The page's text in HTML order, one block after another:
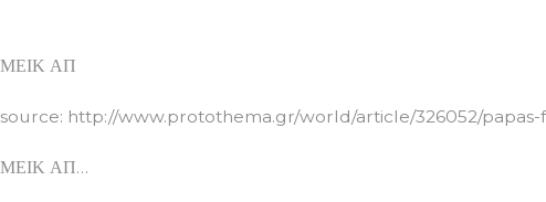
ΜΕΙΚ ΑΠ
source: http://www.protothema.gr/world/article/326052/
ΜΕΙΚ ΑΠ…